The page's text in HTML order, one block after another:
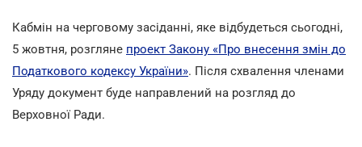
Кабмін на черговому засіданні, яке відбудеться сьогодні,
5 жовтня, розгляне проект Закону «Про внесення змін до
Податкового кодексу України». Після схвалення членами
Уряду документ буде направлений на розгляд до
Верховної Ради.